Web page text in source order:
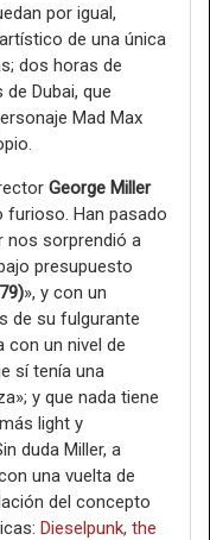
por igual,
de una única
dos horas de
Dubai, que
Mad Max
George Miller
furioso. Han pasado
nos sorprendió a
presupuesto
», y con un
de su fulgurante
con un nivel de
sí tenía una
y que nada tiene
light y
duda Miller, a
una vuelta de
del concepto
Dieselpunk, the